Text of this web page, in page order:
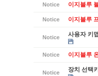
Notice 이지블루
Notice 이지블루
Notice 사용자 키
Notice 이지블루
Notice 장치 선택